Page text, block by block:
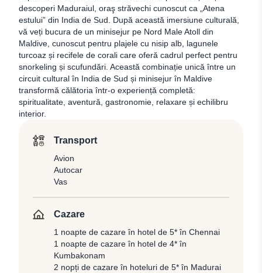
descoperi Maduraiul, oraş străvechi cunoscut ca „Atena
estului” din India de Sud. După această imersiune culturală,
vă veți bucura de un minisejur pe Nord Male Atoll din
Maldive, cunoscut pentru plajele cu nisip alb, lagunele
turcoaz și recifele de corali care oferă cadrul perfect pentru
snorkeling și scufundări. Această combinație unică între un
circuit cultural în India de Sud și minisejur în Maldive
transformă călătoria într-o experiență completă:
spiritualitate, aventură, gastronomie, relaxare și echilibru
interior.
Transport
Avion
Autocar
Vas
Cazare
1 noapte de cazare în hotel de 5* în Chennai
1 noapte de cazare în hotel de 4* în
Kumbakonam
2 nopți de cazare în hoteluri de 5* în Madurai